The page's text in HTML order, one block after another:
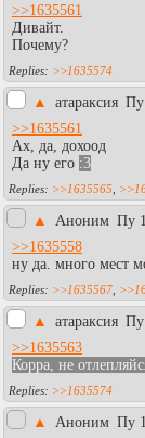
>>1635561
Дивайт.
Почему?
>>1635574
▲ атараксия Пy
>>1635561
Ах, да, дохоод
Да ну его :3
>>1635565
▲ Аноним Пy
>>1635558
ну да. много мест
>>1635567
▲ атараксия Пy
>>1635563
Корра, не
>>1635574
▲ Аноним Пy